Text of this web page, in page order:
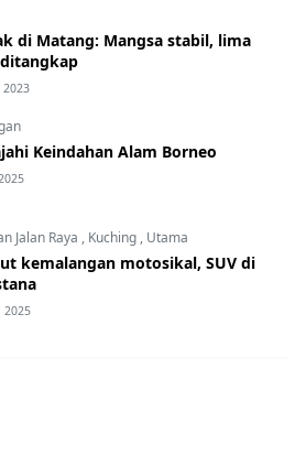
di Matang: Mangsa stabil, lima
2023
Keindahan Alam Borneo
Jalan Raya , Kuching , Utama
kemalangan motosikal, SUV di
2025